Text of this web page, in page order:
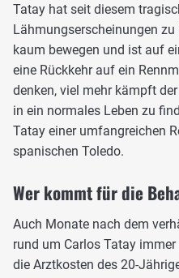
Tatay hat seit diesem
Lähmungserscheinungen
kaum bewegen und ist auf
eine Rückkehr auf ein
denken, viel mehr kämpft
in ein normales Leben zu
Tatay einer umfangreichen
spanischen Toledo.
Wer kommt für die
Auch Monate nach dem
rund um Carlos Tatay
die Arztkosten des 20-